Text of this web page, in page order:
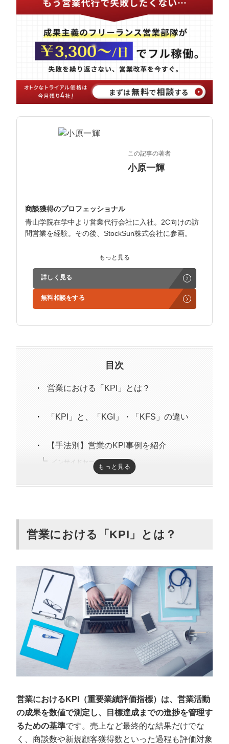
カスタマーサクセスマネージャー
常勤監査役
内部監査室長
募集要項一覧
この記事の著者
小原一輝
商談獲得のプロフェッショナル
青山学院在学中より営業代行会社に入社。2C向けの訪
問営業を経験。その後、StockSun株式会社に参画。
インサイドセールス立ち上げ、テレアポ部隊立ち上げな
ど営業支援を担当。
学生時代からに代表岩野の社長秘書として活動。現在は
3社の事業責任者も務めており、Webマーケティングと
趣味はキックボクシング。アマチュアの戦績は2戦0勝2
もっと見る
詳しく見る
無料相談をする
目次
営業における「KPI」とは？
「KPI」と、「KGI」・「KFS」の違い
【手法別】営業のKPI事例を紹介
インサイドセールスのKPI事例
見込み顧客育成のKPI事例
顧客との関係維持のKPI事例
【その他】営業におけるKPI指標の具体例
新規顧客獲得数
商談数
成約率
顧客単価
訪問数
コール回数
顧客との関係維持
もっと見る
営業における「KPI」とは？
営業におけるKPI（重要業績評価指標）は、営業活動
の成果を数値で測定し、目標達成までの進捗を管理す
るための基準です。売上など最終的な結果だけでな
く、商談数や新規顧客獲得数といった過程も評価対象